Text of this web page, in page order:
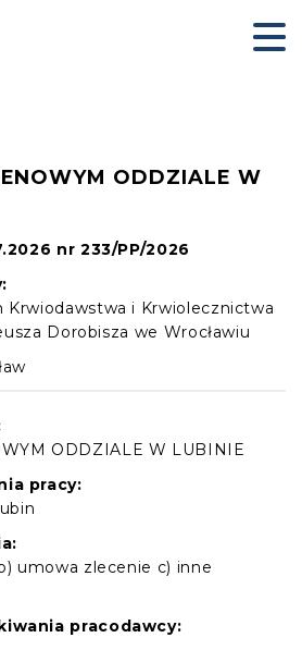
ODDZIALE W
nr 233/PP/2026
Krwiodawstwa i Krwiolecznictwa
Dorobisza we Wrocławiu
ODDZIALE W LUBINIE
pracy:
umowa zlecenie c) inne
pracodawcy: